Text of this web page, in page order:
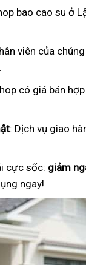
bao cao su ở
viên của
có giá bán
: Dịch vụ giao
cực sốc: giảm
ngay!